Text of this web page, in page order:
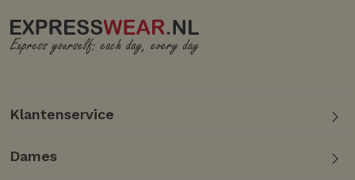
Klantenservice
Dames